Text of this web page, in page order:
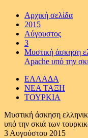
Αρχική σελίδα
2015
Αύγουστος
3
Μυστική άσκηση
Apache υπό την
ΕΛΛΑΔΑ
ΝΕΑ ΤΑΞΗ
ΤΟΥΡΚΙΑ
Μυστική άσκηση
υπό την σκιά των
3 Αυγούστου 2015